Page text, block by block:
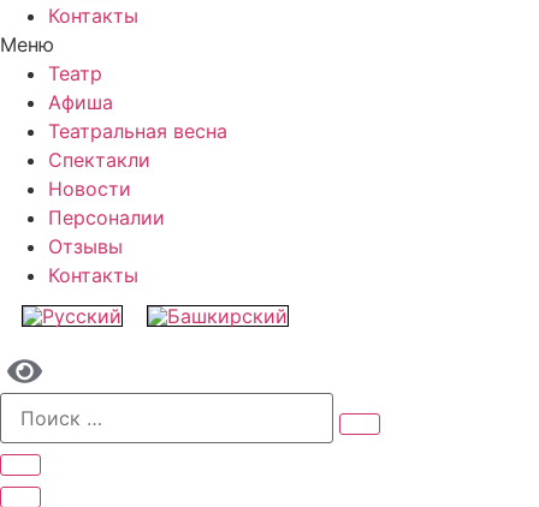
Контакты
Меню
Театр
Афиша
Театральная весна
Спектакли
Новости
Персоналии
Отзывы
Контакты